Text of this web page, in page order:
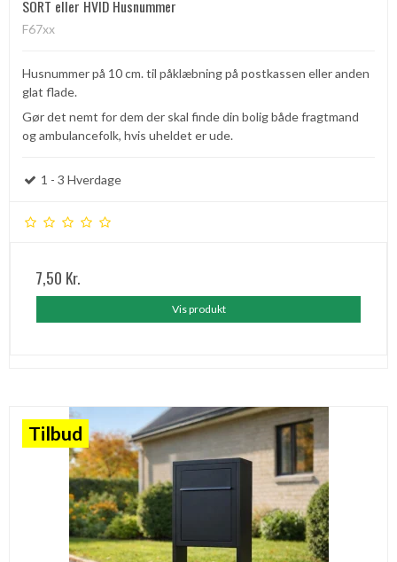
SORT eller HVID Husnummer
F67xx
Husnummer på 10 cm. til påklæbning på postkassen eller anden
glat flade.
Gør det nemt for dem der skal finde din bolig både fragtmand
og ambulancefolk, hvis uheldet er ude.
1 - 3 Hverdage
7,50 Kr.
Vis produkt
Tilbud